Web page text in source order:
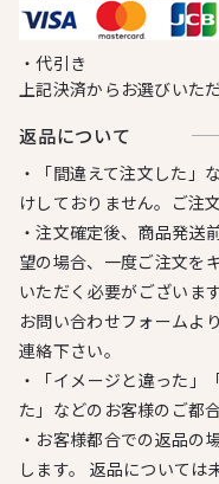
・代引き
上記決済からお選びいた
返品について
・「間違えて注文した」
けしておりません。ご注
・注文確定後、商品発送
望の場合、一度ご注文を
いただく必要がございま
お問い合わせフォームよ
連絡下さい。
・「イメージと違った」
た」などのお客様のご都
・お客様都合での返品の
します。 返品については